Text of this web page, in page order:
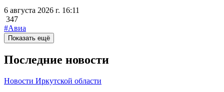
6 августа 2026 г. 16:11
347
#Авиа
Показать ещё
Последние новости
Новости Иркутской области